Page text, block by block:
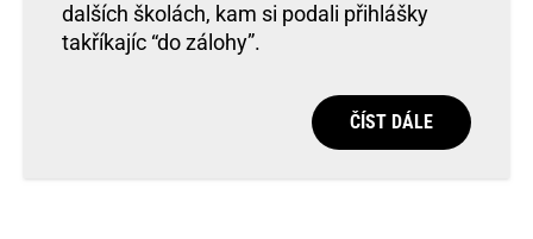
dalších školách, kam si podali přihlášky
takříkajíc “do zálohy”.
ČÍST DÁLE